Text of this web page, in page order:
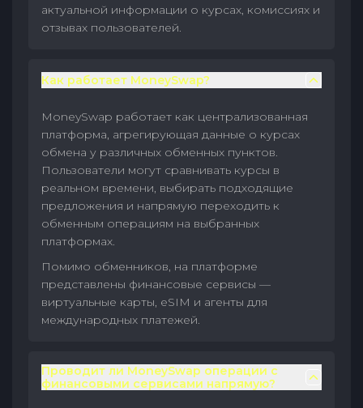
актуальной информации о курсах, комиссиях и
отзывах пользователей.
Как работает MoneySwap?
MoneySwap работает как централизованная
платформа, агрегирующая данные о курсах
обмена у различных обменных пунктов.
Пользователи могут сравнивать курсы в
реальном времени, выбирать подходящие
предложения и напрямую переходить к
обменным операциям на выбранных
платформах.
Помимо обменников, на платформе
представлены финансовые сервисы —
виртуальные карты, eSIM и агенты для
международных платежей.
Проводит ли MoneySwap операции с
финансовыми сервисами напрямую?